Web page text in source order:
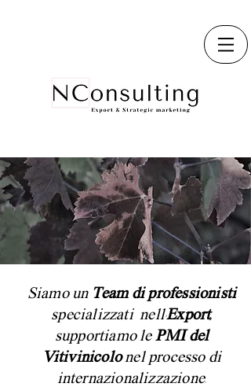
Siamo un Team di professionisti
specializzati nell'Export,
supportiamo le PMI del
Vitivinicolonel processo di
internazionalizzazione.